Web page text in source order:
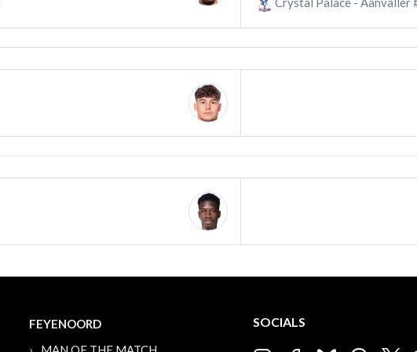
FEYENOORD
SOCIALS